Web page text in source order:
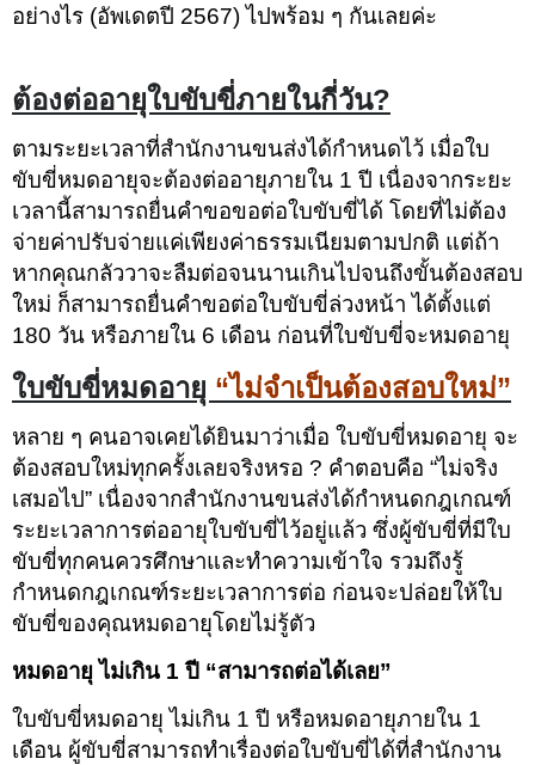
อย่างไร (อัพเดตปี 2567) ไปพร้อม ๆ กันเลยค่ะ
ต้องต่ออายุใบขับขี่ภายในกี่วัน?
ตามระยะเวลาที่สำนักงานขนส่งได้กำหนดไว้ เมื่อใบ
ขับขี่หมดอายุจะต้องต่ออายุภายใน 1 ปี เนื่องจากระยะ
เวลานี้สามารถยื่นคำขอขอต่อใบขับขี่ได้ โดยที่ไม่ต้อง
จ่ายค่าปรับจ่ายแค่เพียงค่าธรรมเนียมตามปกติ แต่ถ้า
หากคุณกลัววาจะลืมต่อจนนานเกินไปจนถึงขั้นต้องสอบ
ใหม่ ก็สามารถยื่นคำขอต่อใบขับขี่ล่วงหน้า ได้ตั้งแต่
180 วัน หรือภายใน 6 เดือน ก่อนที่ใบขับขี่จะหมดอายุ
ใบขับขี่หมดอายุ “ไม่จำเป็นต้องสอบใหม่”
หลาย ๆ คนอาจเคยได้ยินมาว่าเมื่อ ใบขับขี่หมดอายุ จะ
ต้องสอบใหม่ทุกครั้งเลยจริงหรอ ? คำตอบคือ “ไม่จริง
เสมอไป” เนื่องจากสำนักงานขนส่งได้กำหนดกฎเกณฑ์
ระยะเวลาการต่ออายุใบขับขี่ไว้อยู่แล้ว ซึ่งผู้ขับขี่ที่มีใบ
ขับขี่ทุกคนควรศึกษาและทำความเข้าใจ รวมถึงรู้
กำหนดกฎเกณฑ์ระยะเวลาการต่อ ก่อนจะปล่อยให้ใบ
ขับขี่ของคุณหมดอายุโดยไม่รู้ตัว
หมดอายุ ไม่เกิน 1 ปี “สามารถต่อได้เลย”
ใบขับขี่หมดอายุ ไม่เกิน 1 ปี หรือหมดอายุภายใน 1
เดือน ผู้ขับขี่สามารถทำเรื่องต่อใบขับขี่ได้ที่สำนักงาน